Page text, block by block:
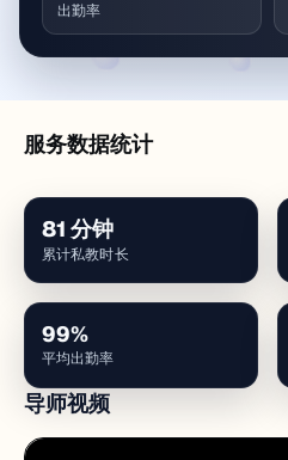
出勤率
导师视频
服务数据统计
81 分钟
累计私教时长
99%
平均出勤率